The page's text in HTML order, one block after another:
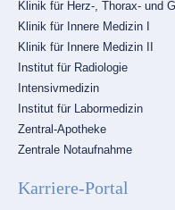
Klinik für Herz-, Thorax- und
Klinik für Innere Medizin I
Klinik für Innere Medizin II
Institut für Radiologie
Intensivmedizin
Institut für Labormedizin
Zentral-Apotheke
Zentrale Notaufnahme
Karriere-Portal